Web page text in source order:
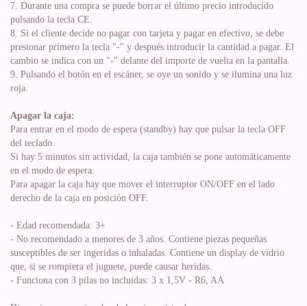
7. Durante una compra se puede borrar el último precio introducido
pulsando la tecla CE.
8. Si el cliente decide no pagar con tarjeta y pagar en efectivo, se debe
presionar primero la tecla "-" y después introducir la cantidad a pagar. El
cambio se indica con un "-" delante del importe de vuelta en la pantalla.
9. Pulsando el botón en el escáner, se oye un sonido y se ilumina una luz
roja.
Apagar la caja:
Para entrar en el modo de espera (standby) hay que pulsar la tecla OFF
del teclado.
Si hay 5 minutos sin actividad, la caja también se pone automáticamente
en el modo de espera.
Para apagar la caja hay que mover el interruptor ON/OFF en el lado
derecho de la caja en posición OFF.
- Edad recomendada: 3+
- No recomendado a menores de 3 años. Contiene piezas pequeñas
susceptibles de ser ingeridas o inhaladas. Contiene un display de vidrio
que, si se rompiera el juguete, puede causar heridas.
- Funciona con 3 pilas no incluidas: 3 x 1,5V - R6, AA